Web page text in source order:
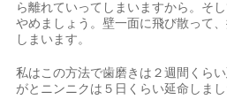
ら離れていってしまいますから。そ
やめましょう。壁一面に飛び散って
しまいます。
私はこの方法で歯磨きは２週間くら
がとニンニクは５日くらい延命しまし